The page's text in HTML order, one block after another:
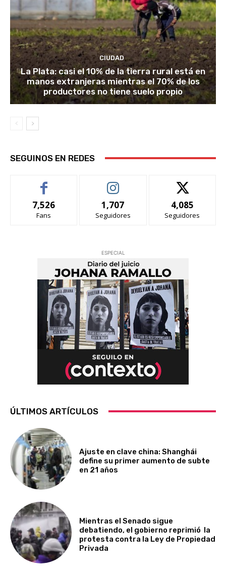
CIUDAD
La Plata: casi el 10% de la tierra rural está en
manos extranjeras mientras el 70% de los
productores no tiene suelo propio
SEGUINOS EN REDES
7,526
Fans
1,707
Seguidores
4,085
Seguidores
ESPECIAL
ÚLTIMOS ARTÍCULOS
Ajuste en clave china: Shanghái
define su primer aumento de subte
en 21 años
Mientras el Senado sigue
debatiendo, el gobierno reprimió la
protesta contra la Ley de Propiedad
Privada